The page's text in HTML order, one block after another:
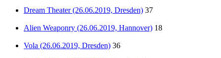
Dream Theater (26.06.2019, Dresden) 37
Alien Weaponry (26.06.2019, Hannover) 18
Vola (26.06.2019, Dresden) 36